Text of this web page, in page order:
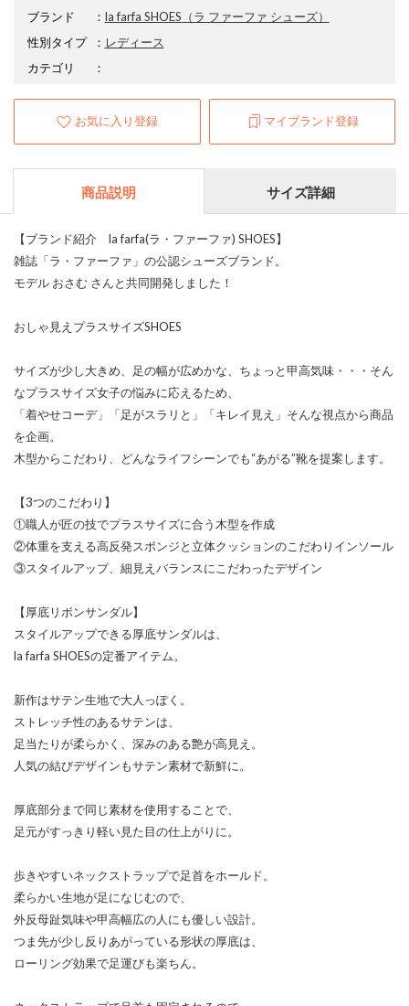
ブランド
： la farfa SHOES （ラ ファーファ シューズ）
性別タイプ
： レディース
カテゴリ
：
お気に入り登録 マイブランド登録
商品説明 サイズ詳細
【ブランド紹介 la farfa(ラ・ファーファ) SHOES】
雑誌「ラ・ファーファ」の公認シューズブランド。
モデル おさむ さんと共同開発しました！
おしゃ見えプラスサイズSHOES
サイズが少し大きめ、足の幅が広めかな、ちょっと甲高気味・・・そん
なプラスサイズ女子の悩みに応えるため、
「着やせコーデ」「足がスラリと」「キレイ見え」そんな視点から商品
を企画。
木型からこだわり、どんなライフシーンでも“あがる”靴を提案します。
【3つのこだわり】
①職人が匠の技でプラスサイズに合う木型を作成
②体重を支える高反発スポンジと立体クッションのこだわりインソール
③スタイルアップ、細見えバランスにこだわったデザイン
【厚底リボンサンダル】
スタイルアップできる厚底サンダルは、
la farfa SHOESの定番アイテム。
新作はサテン生地で大人っぽく。
ストレッチ性のあるサテンは、
足当たりが柔らかく、深みのある艶が高見え。
人気の結びデザインもサテン素材で新鮮に。
厚底部分まで同じ素材を使用することで、
足元がすっきり軽い見た目の仕上がりに。
歩きやすいネックストラップで足首をホールド。
柔らかい生地が足になじむので、
外反母趾気味や甲高幅広の人にも優しい設計。
つま先が少し反りあがっている形状の厚底は、
ローリング効果で足運びも楽ちん。